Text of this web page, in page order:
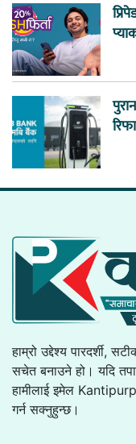
हाम्रो उद्देश्य पारदर्शी,
सचेत बनाउने हो। यदि
हामीलाई इमेल
गर्न सक्नुहुन्छ।